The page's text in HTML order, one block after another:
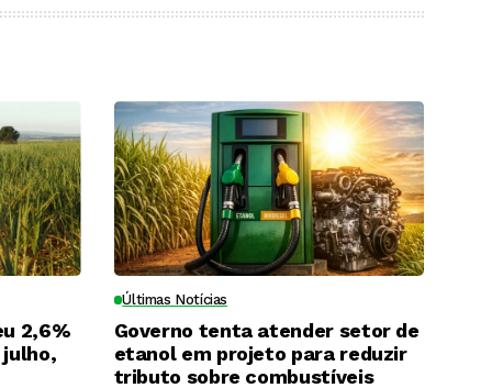
2,6%
julho,
Últimas Notícias
Governo tenta atender setor de
etanol em projeto para reduzir
tributo sobre combustíveis